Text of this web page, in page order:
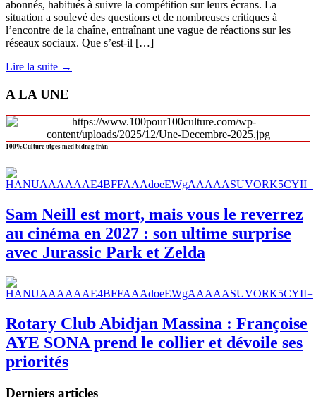
abonnés, habitués à suivre la compétition sur leurs écrans. La
situation a soulevé des questions et de nombreuses critiques à
l’encontre de la chaîne, entraînant une vague de réactions sur les
réseaux sociaux. Que s’est-il […]
Lire la suite →
A LA UNE
100%Culture utges med bidrag från
Sam Neill est mort, mais vous le reverrez
au cinéma en 2027 : son ultime surprise
avec Jurassic Park et Zelda
Rotary Club Abidjan Massina : Françoise
AYE SONA prend le collier et dévoile ses
priorités
Derniers articles